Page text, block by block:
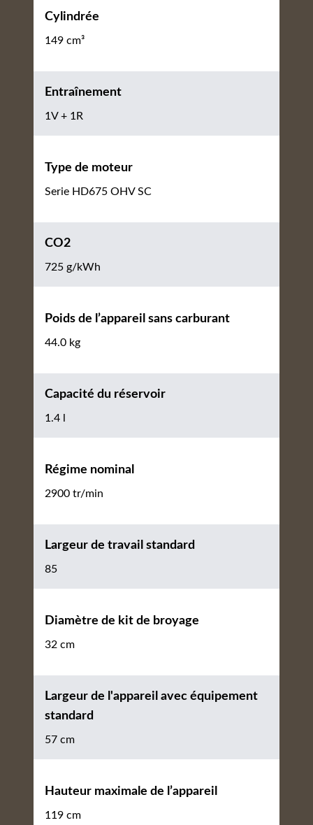
Cylindrée
149 cm³
Entraînement
1V + 1R
Type de moteur
Serie HD675 OHV SC
CO2
725 g/kWh
Poids de l’appareil sans carburant
44.0 kg
Capacité du réservoir
1.4 l
Régime nominal
2900 tr/min
Largeur de travail standard
85
Diamètre de kit de broyage
32 cm
Largeur de l'appareil avec équipement
standard
57 cm
Hauteur maximale de l’appareil
119 cm